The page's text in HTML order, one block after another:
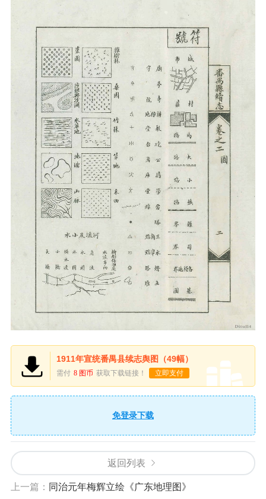
1911年宣统番禺县续志舆图（49幅）
需付 8 图币 获取下载链接！ 立即支付
免登录下载
返回列表
上一篇：
同治元年梅辉立绘《广东地理图》